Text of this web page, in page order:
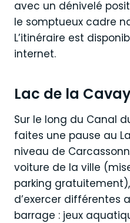
avec un dénivelé
le somptueux cadre
L’itinéraire est
internet.
Lac de la
Sur le long du Canal
faites une pause au
niveau de
voiture de la ville
parking
d’exercer différentes
barrage : jeux